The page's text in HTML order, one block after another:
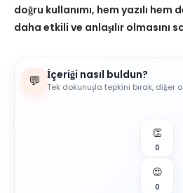
doğru kullanımı, hem yazılı
daha etkili ve anlaşılır olmasını
💬 İçeriği nasıl buldun?
Tek dokunuşla tepkini bırak, diğer
👏
0
😍
0